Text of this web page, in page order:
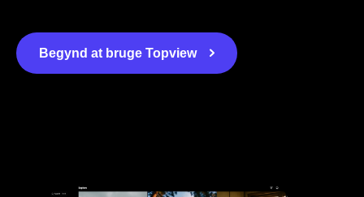
Begynd at bruge Topview